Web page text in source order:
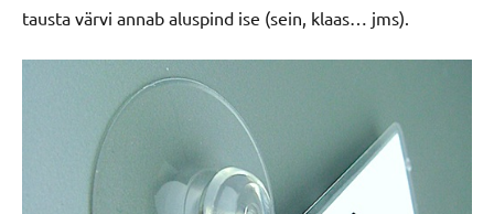
tausta värvi annab aluspind ise (sein, klaas… jms).